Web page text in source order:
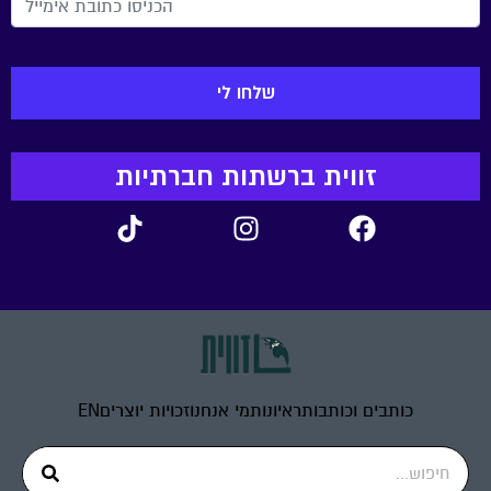
זווית ברשתות חברתיות
כותבים וכותבותראיונותמי אנחנוזכויות יוצריםEN